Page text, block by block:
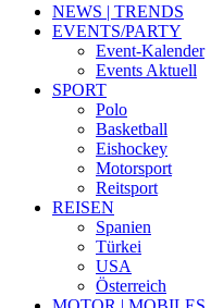
NEWS | TRENDS
EVENTS/PARTY
Event-Kalender
Events Aktuell
SPORT
Polo
Basketball
Eishockey
Motorsport
Reitsport
REISEN
Spanien
Türkei
USA
Österreich